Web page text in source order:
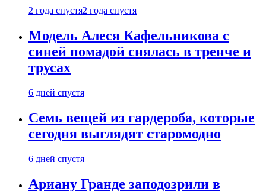
2 года спустя2 года спустя
Модель Алеся Кафельникова с
синей помадой снялась в тренче и
трусах
6 дней спустя
Семь вещей из гардероба, которые
сегодня выглядят старомодно
6 дней спустя
Ариану Гранде заподозрили в